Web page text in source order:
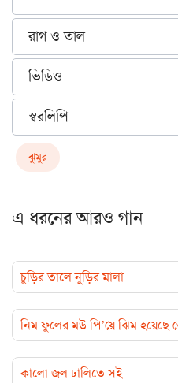
রাগ ও তাল
ভিডিও
স্বরলিপি
ঝুমুর
এ ধরনের আরও গান
চুড়ির তালে নুড়ির মালা
নিম ফুলের মউ পি’য়ে ঝিম হয়েছে
কালো জল ঢালিতে সই